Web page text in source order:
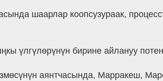
шаарлар коопсузураак,
үлгүлөрүнүн бирине айлануу
аянтчасында, Марракеш,